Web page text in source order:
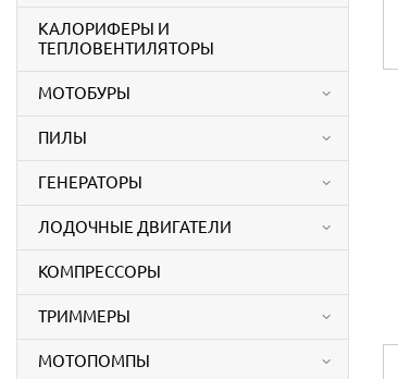
КАЛОРИФЕРЫ И
ТЕПЛОВЕНТИЛЯТОРЫ
МОТОБУРЫ
ПИЛЫ
ГЕНЕРАТОРЫ
ЛОДОЧНЫЕ ДВИГАТЕЛИ
КОМПРЕССОРЫ
ТРИММЕРЫ
МОТОПОМПЫ